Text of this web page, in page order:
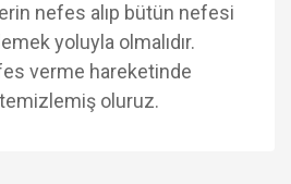
nefes alıp bütün nefesi
yoluyla olmalıdır.
verme hareketinde
temizlemiş oluruz.